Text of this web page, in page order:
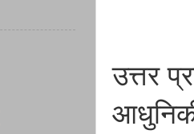
उत्तर